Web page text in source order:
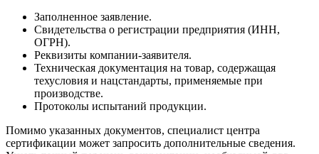
Заполненное заявление.
Свидетельства о регистрации предприятия (ИНН,
ОГРН).
Реквизиты компании-заявителя.
Техническая документация на товар, содержащая
техусловия и нацстандарты, применяемые при
производстве.
Протоколы испытаний продукции.
Помимо указанных документов, специалист центра
сертификации может запросить дополнительные сведения.